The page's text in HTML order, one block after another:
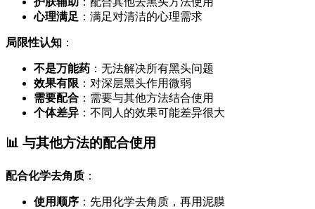
心理满足 ：满足对清洁的心理需求
局限性认知 ：
不是万能药 ：无法解决所有黑头问题
效果有限 ：对深层黑头作用微弱
需要配合 ：需要与其他方法结合使用
个体差异 ：不同人的效果可能差异很大
📊 与其他方法的配合使用
配合化学去角质 ：
使用顺序 ：先用化学去角质，再用泥膜